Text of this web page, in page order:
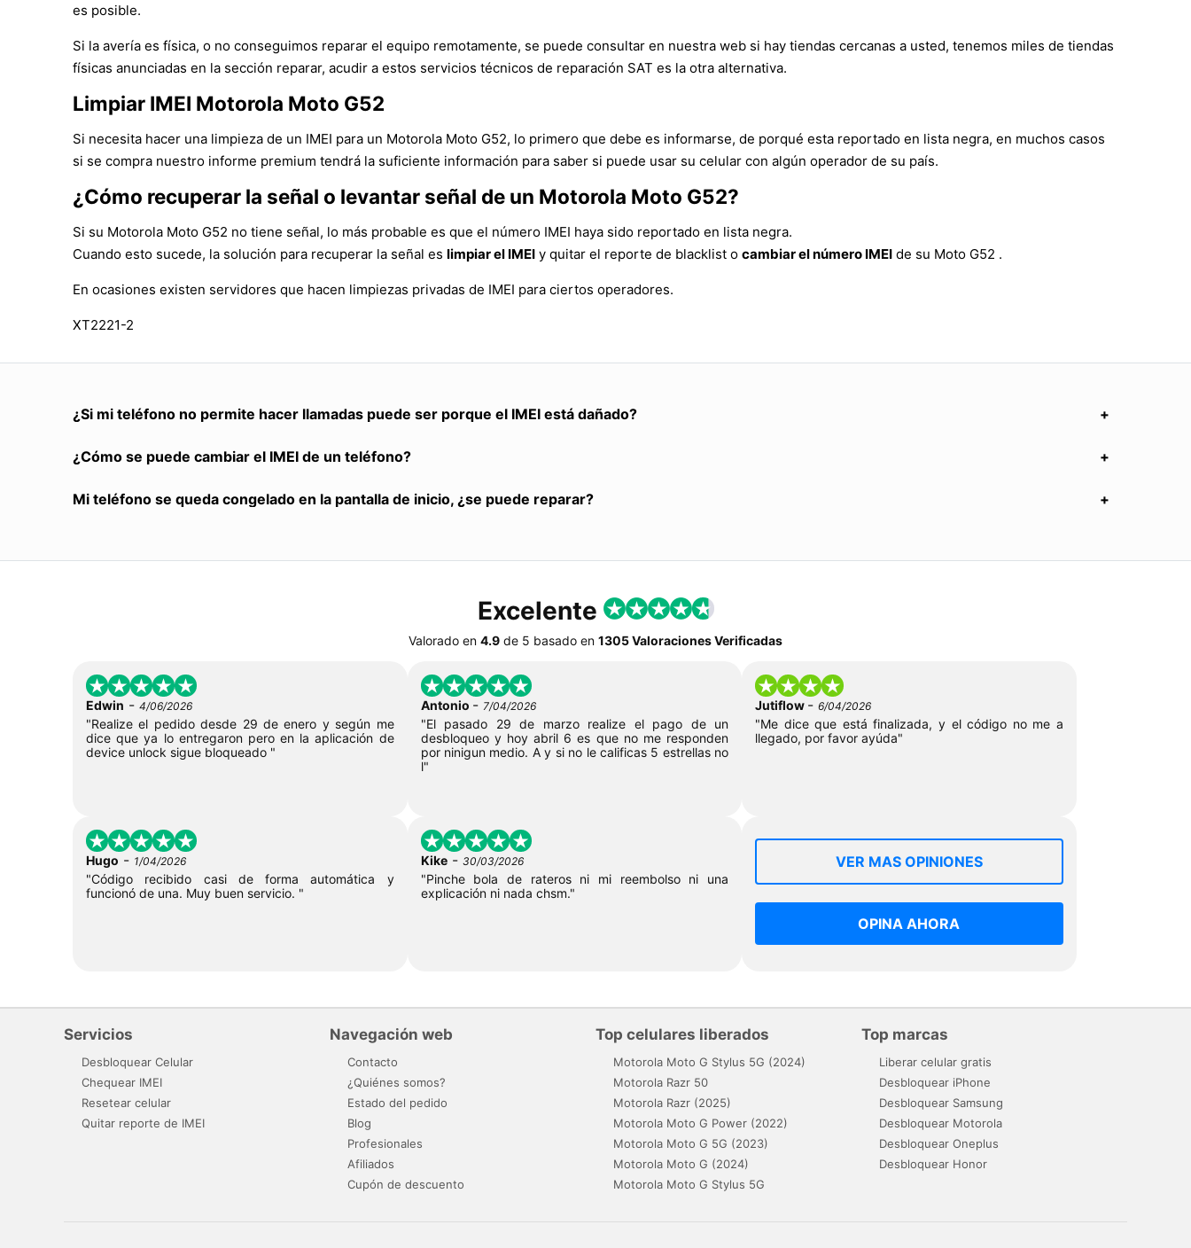
es posible.
Si la avería es física, o no conseguimos reparar el equipo remotamente, se puede consultar en nuestra web si hay tiendas cercanas a usted, tenemos miles de tiendas
físicas anunciadas en la sección reparar, acudir a estos servicios técnicos de reparación SAT es la otra alternativa.
Limpiar IMEI Motorola Moto G52
Si necesita hacer una limpieza de un IMEI para un Motorola Moto G52, lo primero que debe es informarse, de porqué esta reportado en lista negra, en muchos casos
si se compra nuestro informe premium tendrá la suficiente información para saber si puede usar su celular con algún operador de su país.
¿Cómo recuperar la señal o levantar señal de un Motorola Moto G52?
Si su Motorola Moto G52 no tiene señal, lo más probable es que el número IMEI haya sido reportado en lista negra.
Cuando esto sucede, la solución para recuperar la señal es limpiar el IMEI y quitar el reporte de blacklist o cambiar el número IMEI de su Moto G52 .
En ocasiones existen servidores que hacen limpiezas privadas de IMEI para ciertos operadores.
XT2221-2
¿Si mi teléfono no permite hacer llamadas puede ser porque el IMEI está dañado?
¿Cómo se puede cambiar el IMEI de un teléfono?
Mi teléfono se queda congelado en la pantalla de inicio, ¿se puede reparar?
Excelente
Valorado en 4.9 de 5 basado en 1305 Valoraciones Verificadas
Edwin - 4/06/2026
"Realize el pedido desde 29 de enero y según me
dice que ya lo entregaron pero en la aplicación de
device unlock sigue bloqueado "
Antonio - 7/04/2026
"El pasado 29 de marzo realize el pago de un
desbloqueo y hoy abril 6 es que no me responden
por ninigun medio. A y si no le calificas 5 estrellas no
l"
Jutiflow -6/04/2026
"Me dice que está finalizada, y el código no me a
llegado, por favor ayúda"
Hugo - 1/04/2026
"Código recibido casi de forma automática y
funcionó de una. Muy buen servicio. "
Kike- 30/03/2026
"Pinche bola de rateros ni mi reembolso ni una
explicación ni nada chsm."
VER MAS OPINIONES
OPINA AHORA
Servicios
Desbloquear Celular
Chequear IMEI
Resetear celular
Quitar reporte de IMEI
Navegación web
Contacto
¿Quiénes somos?
Estado del pedido
Blog
Profesionales
Afiliados
Cupón de descuento
Top celulares liberados
Motorola Moto G Stylus 5G (2024)
Motorola Razr 50
Motorola Razr (2025)
Motorola Moto G Power (2022)
Motorola Moto G 5G (2023)
Motorola Moto G (2024)
Motorola Moto G Stylus 5G
Top marcas
Liberar celular gratis
Desbloquear iPhone
Desbloquear Samsung
Desbloquear Motorola
Desbloquear Oneplus
Desbloquear Honor